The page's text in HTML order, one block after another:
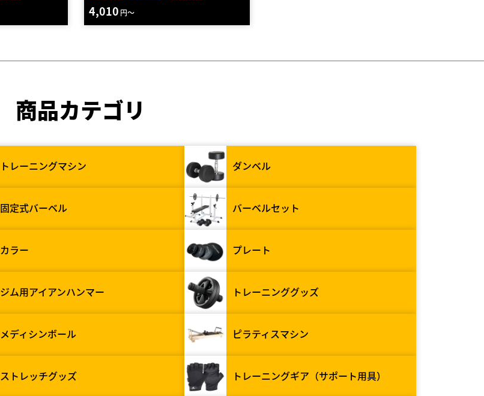
4,010 円～
商品カテゴリ
トレーニングマシン ダンベル
固定式バーベル バーベルセット
カラー プレート
ジム用アイアンハンマー トレーニンググッズ
メディシンボール ピラティスマシン
ストレッチグッズ トレーニングギア（サポート用具）